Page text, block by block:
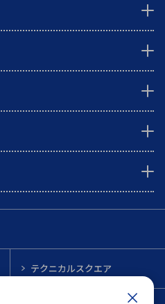
テクニカルスクエア